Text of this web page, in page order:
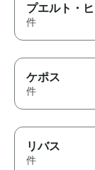
プエルト・
件
ケポス
件
リバス
件